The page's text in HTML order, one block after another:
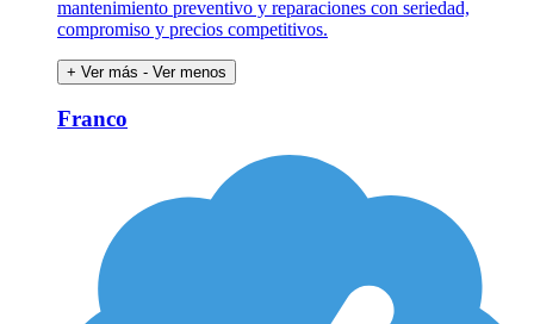
mantenimiento preventivo y reparaciones con seriedad,
compromiso y precios competitivos.
+ Ver más - Ver menos
Franco